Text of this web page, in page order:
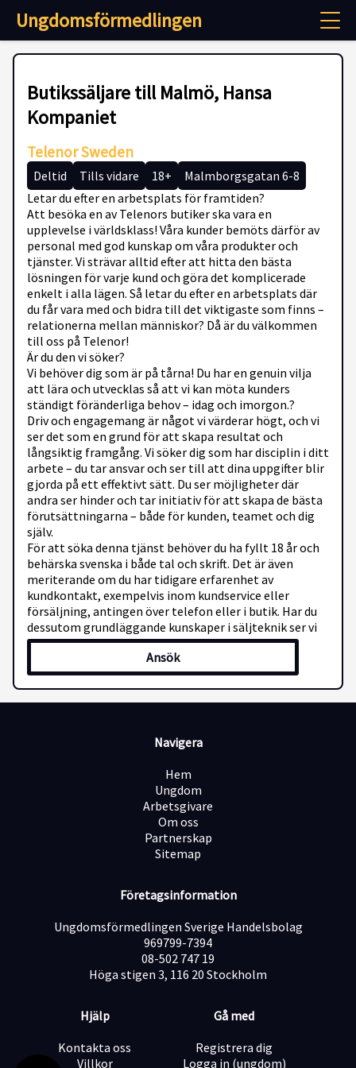
Ungdomsförmedlingen
Butikssäljare till Malmö, Hansa
Kompaniet
Telenor Sweden
Deltid Tills vidare 18+
Malmborgsgatan 6-8
Letar du efter en arbetsplats för framtiden?
Att besöka en av Telenors butiker ska vara en
upplevelse i världsklass! Våra kunder bemöts därför av
personal med god kunskap om våra produkter och
tjänster. Vi strävar alltid efter att hitta den bästa
lösningen för varje kund och göra det komplicerade
enkelt i alla lägen. Så letar du efter en arbetsplats där
du får vara med och bidra till det viktigaste som finns –
relationerna mellan människor? Då är du välkommen
till oss på Telenor!
Är du den vi söker?
Vi behöver dig som är på tårna! Du har en genuin vilja
att lära och utvecklas så att vi kan möta kunders
ständigt föränderliga behov – idag och imorgon.?
Driv och engagemang är något vi värderar högt, och vi
ser det som en grund för att skapa resultat och
långsiktig framgång. Vi söker dig som har disciplin i ditt
arbete – du tar ansvar och ser till att dina uppgifter blir
gjorda på ett effektivt sätt. Du ser möjligheter där
andra ser hinder och tar initiativ för att skapa de bästa
förutsättningarna – både för kunden, teamet och dig
själv.
För att söka denna tjänst behöver du ha fyllt 18 år och
behärska svenska i både tal och skrift. Det är även
meriterande om du har tidigare erfarenhet av
kundkontakt, exempelvis inom kundservice eller
försäljning, antingen över telefon eller i butik. Har du
dessutom grundläggande kunskaper i säljteknik ser vi
det som ett stort plus.
Så kommer du göra skillnad hos oss
Som butikssäljare befinner du dig i hjärtat av vår
verksamhet – i kundmötet. Att öppna dörrarna till
butiken, innebär att komma rakt in i pulsen. Det är här
den senaste hårdvaran eller att fixa fakturastrulet. Det
handlar helt enkelt om att få bort vardagens
störningsmoment så att våra kunder kan fokusera på
Ge kundservice i världsklass: Du möter kunderna där de
är, och skapa en upplevelse som överträffar
Rådgivning: Genom att kombinera produktkunskap och
Bidra till kampanjer och aktiviteter: Du håller dig
uppdaterad om aktuella erbjudanden och bidrar till en
Hålla butiken i toppskick: I nära samarbete med
teamet säkerställer du en trivsam, välorganiserad och
Ansök
Navigera
Hem
Ungdom
Arbetsgivare
Om oss
Partnerskap
Sitemap
Företagsinformation
Ungdomsförmedlingen Sverige Handelsbolag
969799-7394
08-502 747 19
Höga stigen 3, 116 20 Stockholm
Hjälp
Kontakta oss
Villkor
Gå med
Registrera dig
Logga in (ungdom)